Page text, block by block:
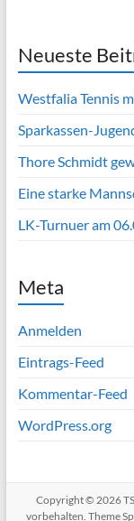
Neueste
Westfalia Tennis
Sparkassen-
Thore Schmidt
Eine starke
LK-Turnuer am
Meta
Anmelden
Eintrags-Feed
Kommentar-Feed
WordPress.org
Copyright © 2026
vorbehalten. Theme